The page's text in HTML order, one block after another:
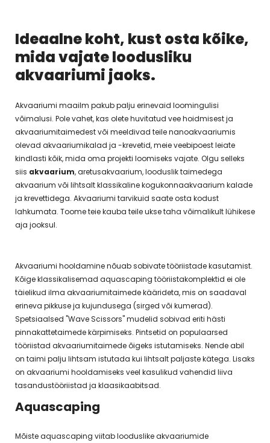
Ideaalne koht, kust osta kõike,
mida vajate loodusliku
akvaariumi jaoks.
Akvaariumi maailm pakub palju erinevaid loomingulisi
võimalusi. Pole vahet, kas olete huvitatud vee hoidmisest ja
akvaariumitaimedest või meeldivad teile nanoakvaariumis
olevad akvaariumikalad ja -krevetid, meie veebipoest leiate
kindlasti kõik, mida oma projekti loomiseks vajate. Olgu selleks
siis akvaarium, aretusakvaarium, looduslik taimedega
akvaarium või lihtsalt klassikaline kogukonnaakvaarium kalade
ja krevettidega. Akvaariumi tarvikuid saate osta kodust
lahkumata. Toome teie kauba teile ukse taha võimalikult lühikese
aja jooksul.
Akvaariumi hooldamine nõuab sobivate tööriistade kasutamist.
Kõige klassikalisemad aquascaping tööriistakomplektid ei ole
täielikud ilma akvaariumitaimede käärideta, mis on saadaval
erineva pikkuse ja kujundusega (sirged või kumerad).
Spetsiaalsed "Wave Scissors" mudelid sobivad eriti hästi
pinnakattetaimede kärpimiseks. Pintsetid on populaarsed
tööriistad akvaariumitaimede õigeks istutamiseks. Nende abil
on taimi palju lihtsam istutada kui lihtsalt paljaste kätega. Lisaks
on akvaariumi hooldamiseks veel kasulikud vahendid liiva
tasandustööriistad ja klaasikaabitsad.
Aquascaping
Mõiste aquascaping viitab looduslike akvaariumide